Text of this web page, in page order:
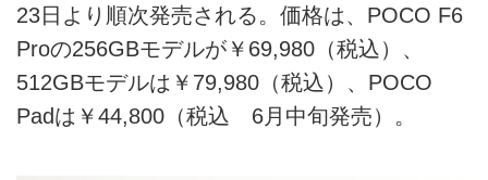
23日より順次発売される。価格は、POCO F6
Proの256GBモデルが￥69,980（税込）、
512GBモデルは￥79,980（税込）、POCO
Padは￥44,800（税込 6月中旬発売）。